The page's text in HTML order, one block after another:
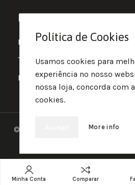
Informações
Política de Privacidade
Termos e Condições
Política de Cookies
© 2025 • Fluir • Theme designed
Minha Conta Comparar
Política de Cookies
Usamos cookies para
experiência no nosso
nossa loja, concorda com
cookies.
More info